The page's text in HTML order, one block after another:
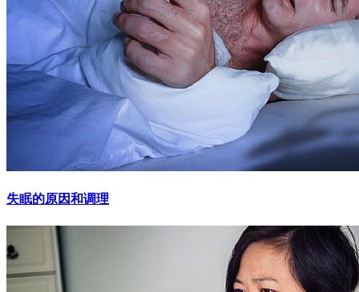
失眠的原因和调理